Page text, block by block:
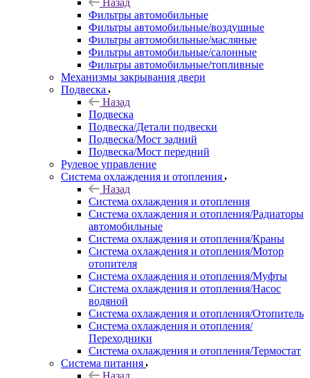
Назад
Фильтры автомобильные
Фильтры автомобильные/воздушные
Фильтры автомобильные/масляные
Фильтры автомобильные/салонные
Фильтры автомобильные/топливные
Механизмы закрывания двери
Подвеска
Назад
Подвеска
Подвеска/Детали подвески
Подвеска/Мост задний
Подвеска/Мост передний
Рулевое управление
Система охлаждения и отопления
Назад
Система охлаждения и отопления
Система охлаждения и отопления/Радиаторы
автомобильные
Система охлаждения и отопления/Краны
Система охлаждения и отопления/Мотор
отопителя
Система охлаждения и отопления/Муфты
Система охлаждения и отопления/Насос
водяной
Система охлаждения и отопления/Отопитель
Система охлаждения и отопления/
Переходники
Система охлаждения и отопления/Термостат
Система питания
Назад